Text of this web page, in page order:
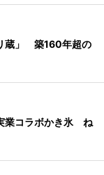
蔵」 築160年超の
業コラボかき氷 ね